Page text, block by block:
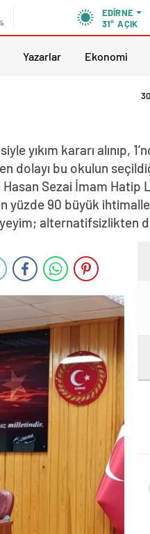
EDIRNE
31° AÇIK
Yazarlar Ekonomi
yıkım kararı alınıp,
dolayı bu okulun
Sezai İmam Hatip
90 büyük ihtimalle
alternatifsizlikten